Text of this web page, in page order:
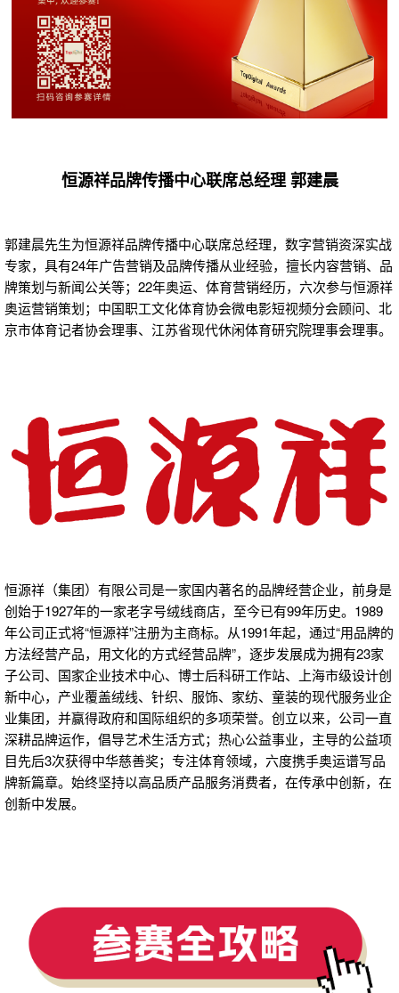
恒源祥品牌传播中心联席总经理 郭建晨
郭建晨先生为恒源祥品牌传播中心联席总经理，数字营销资深实战
专家，具有24年广告营销及品牌传播从业经验，擅长内容营销、品
牌策划与新闻公关等；22年奥运、体育营销经历，六次参与恒源祥
奥运营销策划；中国职工文化体育协会微电影短视频分会顾问、北
京市体育记者协会理事、江苏省现代休闲体育研究院理事会理事。
恒源祥（集团）有限公司是一家国内著名的品牌经营企业，前身是
创始于1927年的一家老字号绒线商店，至今已有99年历史。1989
年公司正式将“恒源祥”注册为主商标。从1991年起，通过“用品牌的
方法经营产品，用文化的方式经营品牌”，逐步发展成为拥有23家
子公司、国家企业技术中心、博士后科研工作站、上海市级设计创
新中心，产业覆盖绒线、针织、服饰、家纺、童装的现代服务业企
业集团，并赢得政府和国际组织的多项荣誉。创立以来，公司一直
深耕品牌运作，倡导艺术生活方式；热心公益事业，主导的公益项
目先后3次获得中华慈善奖；专注体育领域，六度携手奥运谱写品
牌新篇章。始终坚持以高品质产品服务消费者，在传承中创新，在
创新中发展。